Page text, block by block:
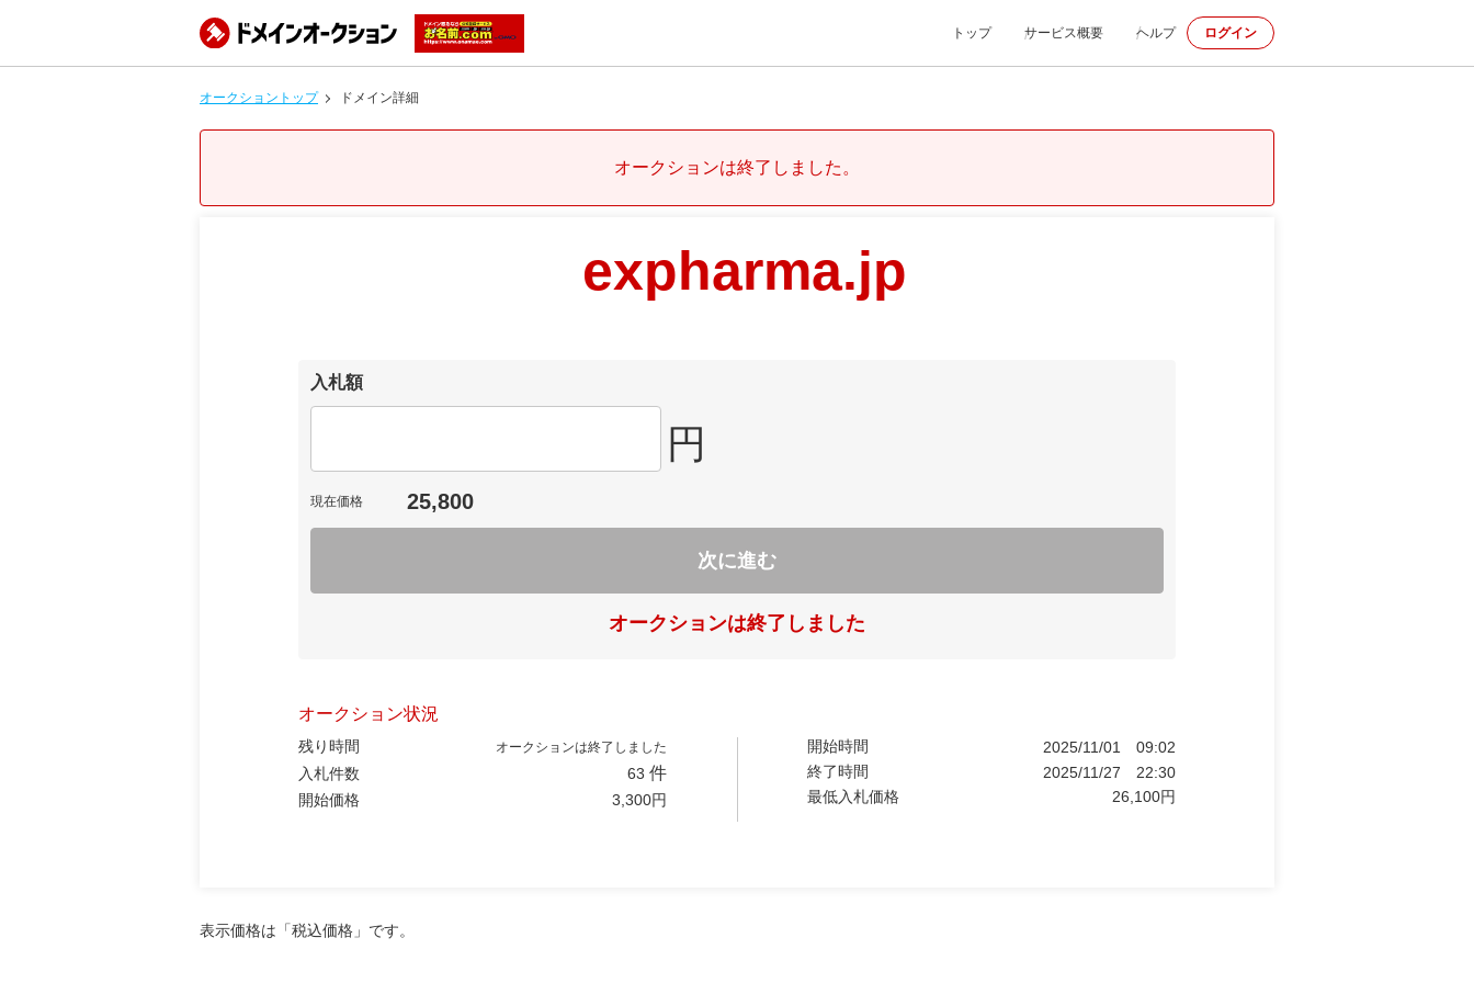
トップ サービス概要 ヘルプ ログイン
オークショントップ ドメイン詳細
オークションは終了しました。
expharma.jp
入札額
円
現在価格 25,800
次に進む
オークションは終了しました
オークション状況
残り時間 オークションは終了しました
入札件数 63 件
開始価格 3,300円
開始時間 2025/11/01
09:02
終了時間
2025/11/27
22:30
最低入札価格
26,100円
表示価格は「税込価格」です。